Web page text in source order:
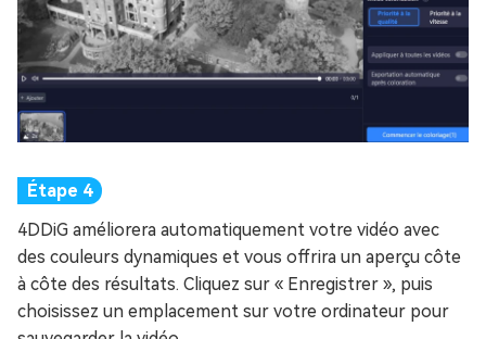
4DDiG améliorera automatiquement votre vidéo avec
des couleurs dynamiques et vous offrira un aperçu côte
à côte des résultats. Cliquez sur « Enregistrer », puis
choisissez un emplacement sur votre ordinateur pour